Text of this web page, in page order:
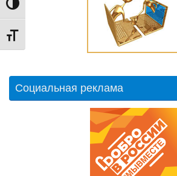
Переключить на высокую контрастность
Переключить на увеличенный шрифт
Социальная реклама